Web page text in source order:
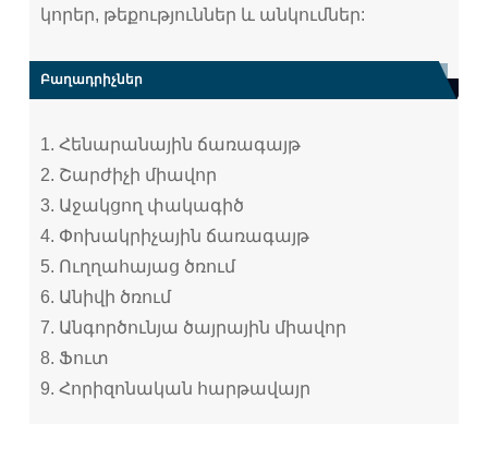
կորեր, թեքություններ և անկումներ:
Բաղադրիչներ
1. Հենարանային ճառագայթ
2. Շարժիչի միավոր
3. Աջակցող փակագիծ
4. Փոխակրիչային ճառագայթ
5. Ուղղահայաց ծռում
6. Անիվի ծռում
7. Անգործունյա ծայրային միավոր
8. Ֆուտ
9. Հորիզոնական հարթավայր